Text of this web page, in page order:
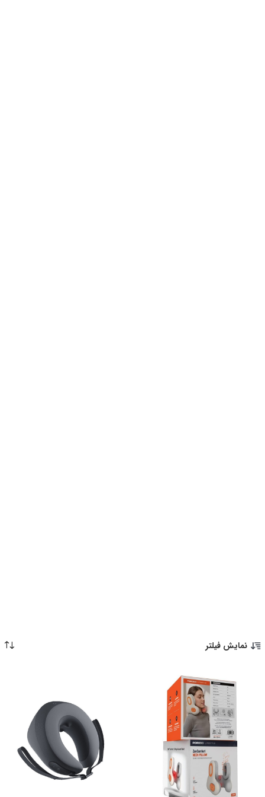
نمایش فیلتر